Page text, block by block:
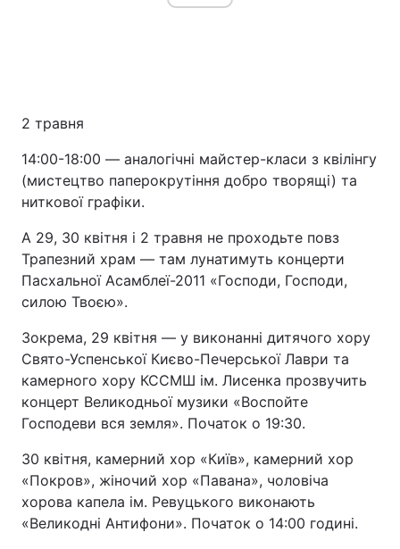
2 травня
14:00-18:00 ― аналогічні майстер-класи з квілінгу
(мистецтво паперокрутіння добро творящі) та
ниткової графіки.
А 29, 30 квітня і 2 травня не проходьте повз
Трапезний храм ― там лунатимуть концерти
Пасхальної Асамблеї-2011 «Господи, Господи,
силою Твоєю».
Зокрема, 29 квітня ― у виконанні дитячого хору
Свято-Успенської Києво-Печерської Лаври та
камерного хору КССМШ ім. Лисенка прозвучить
концерт Великодньої музики «Воспойте
Господеви вся земля». Початок о 19:30.
30 квітня, камерний хор «Київ», камерний хор
«Покров», жіночий хор «Павана», чоловіча
хорова капела ім. Ревуцького виконають
«Великодні Антифони». Початок о 14:00 годині.